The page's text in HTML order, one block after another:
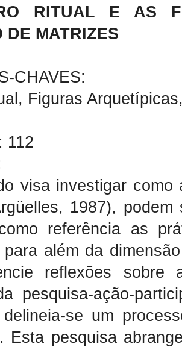
RITUAL E AS
DE MATRIZES
CHAVES:
Figuras
112
visa investigar
1987),
referência as
para além da
reflexões sobre
pesquisa-ação-
delineia-se um
Esta pesquisa